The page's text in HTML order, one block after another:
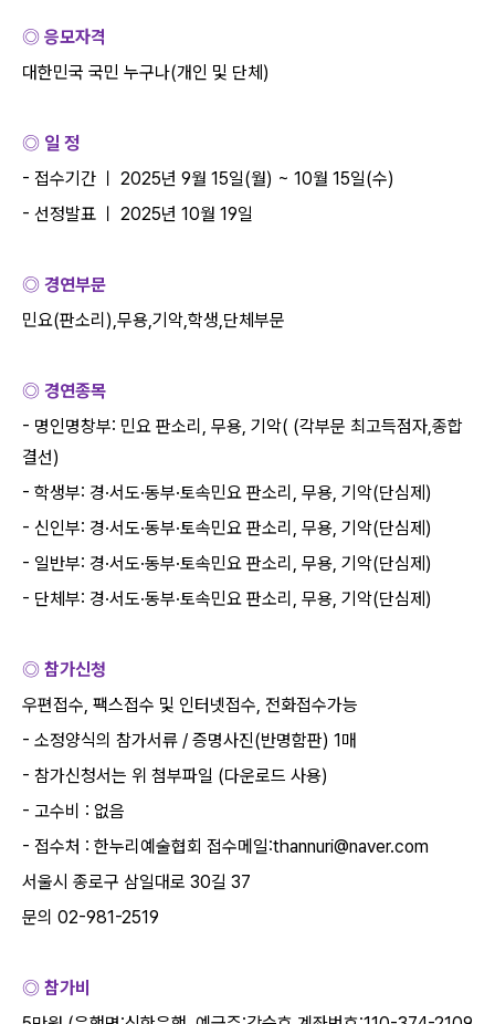
◎ 응모자격
대한민국 국민 누구나(개인 및 단체)
◎ 일 정
- 접수기간 ㅣ 2025년 9월 15일(월) ~ 10월 15일(수)
- 선정발표 ㅣ 2025년 10월 19일
◎ 경연부문
민요(판소리 ),무용,기악,학생,단체부문
◎ 경연종목
- 명인명창부: 민요 판소리 , 무용, 기악( (각부문 최고득점자,종합
결선)
- 학생부: 경·서도·동부·토속민요 판소리 , 무용, 기악(단심제)
- 신인부: 경·서도·동부·토속민요 판소리 , 무용, 기악(단심제)
- 일반부: 경·서도·동부·토속민요 판소리 , 무용, 기악(단심제)
- 단체부: 경·서도·동부·토속민요 판소리 , 무용, 기악(단심제)
◎ 참가신청
우편접수, 팩스접수 및 인터넷접수, 전화접수가능
- 소정양식의 참가서류 / 증명사진(반명함판) 1매
- 참가신청서는 위 첨부파일 (다운로드 사용)
- 고수비 : 없음
- 접수처 : 한누리예술협회 접수메일:thannuri@naver.com
서울시 종로구 삼일대로 30길 37
문의 02-981-2519
◎ 참가비